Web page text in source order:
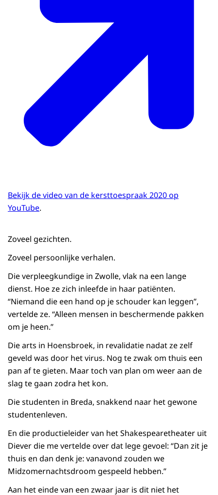
Bekijk de video van de kersttoespraak 2020 op
YouTube.
Zoveel gezichten.
Zoveel persoonlijke verhalen.
Die verpleegkundige in Zwolle, vlak na een lange
dienst. Hoe ze zich inleefde in haar patiënten.
“Niemand die een hand op je schouder kan leggen”,
vertelde ze. “Alleen mensen in beschermende pakken
om je heen.”
Die arts in Hoensbroek, in revalidatie nadat ze zelf
geveld was door het virus. Nog te zwak om thuis een
pan af te gieten. Maar toch van plan om weer aan de
slag te gaan zodra het kon.
Die studenten in Breda, snakkend naar het gewone
studentenleven.
En die productieleider van het Shakespearetheater uit
Diever die me vertelde over dat lege gevoel: “Dan zit je
thuis en dan denk je: vanavond zouden we
Midzomernachtsdroom gespeeld hebben.”
Aan het einde van een zwaar jaar is dit niet het